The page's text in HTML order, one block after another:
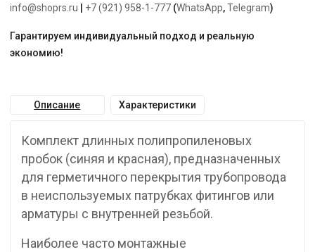
info@shoprs.ru +7 (921) 958-1-777 (WhatsApp,Telegram)
Гарантируем индивидуальный подход и реальную
экономию!
Описание Характеристики
Комплект длинных полипропиленовых
пробок (синяя и красная), предназначенных
для герметичного перекрытия трубопровода
в неиспользуемых патрубках фитингов или
арматуры с внутренней резьбой.
Наиболее часто монтажные